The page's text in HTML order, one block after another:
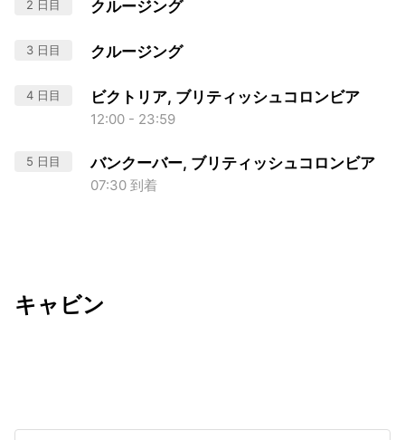
2 日目 クルージング
3 日目 クルージング
4 日目 ビクトリア, ブリティッシュコロンビア
12:00 - 23:59
5 日目 バンクーバー, ブリティッシュコロンビア
07:30 到着
キャビン